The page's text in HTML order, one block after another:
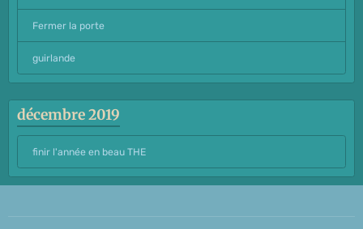
Fermer la porte
guirlande
décembre 2019
finir l'année en beau THE